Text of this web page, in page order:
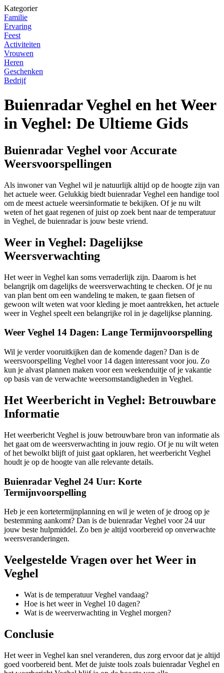
Kategorier
Familie
Ervaring
Feest
Activiteiten
Vrouwen
Heren
Geschenken
Bedrijf
Buienradar Veghel en het Weer
in Veghel: De Ultieme Gids
Buienradar Veghel voor Accurate
Weersvoorspellingen
Als inwoner van Veghel wil je natuurlijk altijd op de hoogte zijn van
het actuele weer. Gelukkig biedt buienradar Veghel een handige tool
om de meest actuele weersinformatie te bekijken. Of je nu wilt
weten of het gaat regenen of juist op zoek bent naar de temperatuur
in Veghel, de buienradar is jouw beste vriend.
Weer in Veghel: Dagelijkse
Weersverwachting
Het weer in Veghel kan soms verraderlijk zijn. Daarom is het
belangrijk om dagelijks de weersverwachting te checken. Of je nu
van plan bent om een wandeling te maken, te gaan fietsen of
gewoon wilt weten wat voor kleding je moet aantrekken, het actuele
weer in Veghel speelt een belangrijke rol in je dagelijkse planning.
Weer Veghel 14 Dagen: Lange Termijnvoorspelling
Wil je verder vooruitkijken dan de komende dagen? Dan is de
weersvoorspelling Veghel voor 14 dagen interessant voor jou. Zo
kun je alvast plannen maken voor een weekenduitje of je vakantie
op basis van de verwachte weersomstandigheden in Veghel.
Het Weerbericht in Veghel: Betrouwbare
Informatie
Het weerbericht Veghel is jouw betrouwbare bron van informatie als
het gaat om de weersverwachting in jouw regio. Of je nu wilt weten
of het bewolkt blijft of juist gaat opklaren, het weerbericht Veghel
houdt je op de hoogte van alle relevante details.
Buienradar Veghel 24 Uur: Korte
Termijnvoorspelling
Heb je een kortetermijnplanning en wil je weten of je droog op je
bestemming aankomt? Dan is de buienradar Veghel voor 24 uur
jouw beste hulpmiddel. Zo ben je altijd voorbereid op onverwachte
weersveranderingen.
Veelgestelde Vragen over het Weer in
Veghel
Wat is de temperatuur Veghel vandaag?
Hoe is het weer in Veghel 10 dagen?
Wat is de weerverwachting in Veghel morgen?
Conclusie
Het weer in Veghel kan snel veranderen, dus zorg ervoor dat je altijd
goed voorbereid bent. Met de juiste tools zoals buienradar Veghel en